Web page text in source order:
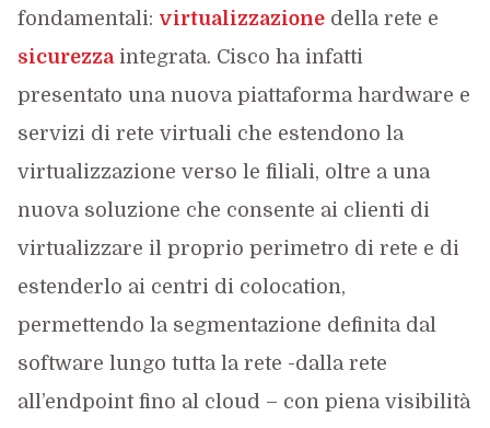
fondamentali: virtualizzazionedella rete e
sicurezzaintegrata. Cisco ha infatti
presentato una nuova piattaforma hardware e
servizi di rete virtuali che estendono la
virtualizzazione verso le filiali, oltre a una
nuova soluzione che consente ai clienti di
virtualizzare il proprio perimetro di rete e di
estenderlo ai centri di colocation,
permettendo la segmentazione definita dal
software lungo tutta la rete -dalla rete
all’endpoint fino al cloud – con piena visibilità